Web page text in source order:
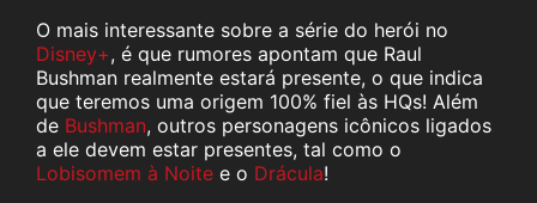
O mais interessante sobre a série do herói no
Disney+, é que rumores apontam que Raul
Bushman realmente estará presente, o que indica
que teremos uma origem 100% fiel às HQs! Além
de Bushman, outros personagens icônicos ligados
a ele devem estar presentes, tal como o
Lobisomem à Noite e o Drácula!